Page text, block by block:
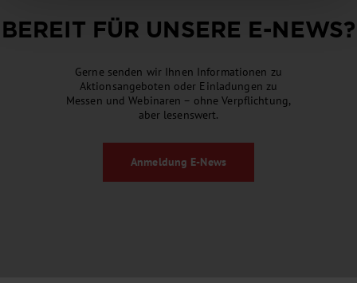
BEREIT FÜR UNSERE E-NEWS?
Gerne senden wir Ihnen Informationen zu
Aktionsangeboten oder Einladungen zu
Messen und Webinaren – ohne Verpflichtung,
aber lesenswert.
Anmeldung E-News